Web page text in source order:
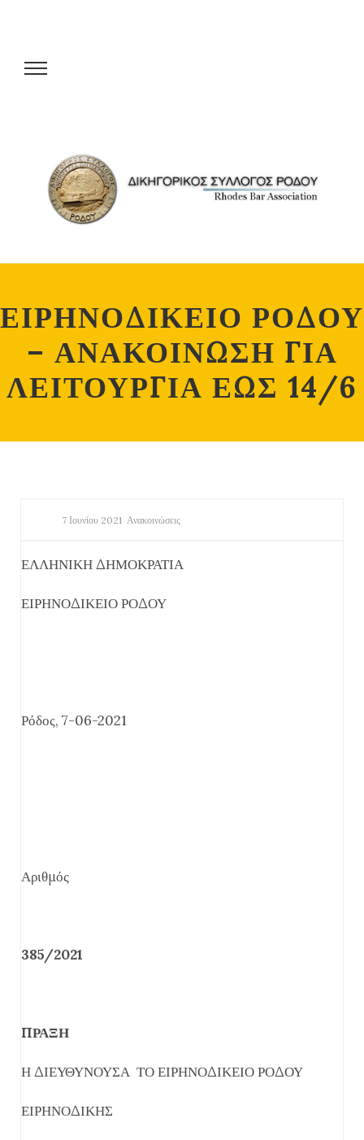
ΕΙΡΗΝΟΔΙΚΕΙΟ ΡΟΔΟΥ
– ΑΝΑΚΟΙΝΩΣΗ ΓΙΑ
ΛΕΙΤΟΥΡΓΙΑ ΕΩΣ 14/6
7 Ιουνίου 2021 Ανακοινώσεις
ΕΛΛΗΝΙΚΗ ΔΗΜΟΚΡΑΤΙΑ
ΕΙΡΗΝΟΔΙΚΕΙΟ ΡΟΔΟΥ
Ρόδος, 7-06-2021
Αριθμός
385/2021
ΠΡΑΞΗ
Η ΔΙΕΥΘΥΝΟΥΣΑ ΤΟ ΕΙΡΗΝΟΔΙΚΕΙΟ ΡΟΔΟΥ
ΕΙΡΗΝΟΔΙΚΗΣ